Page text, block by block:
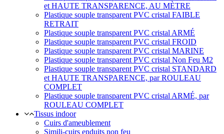
et HAUTE TRANSPARENCE, AU MÈTRE
Plastique souple transparent PVC cristal FAIBLE
RETRAIT
Plastique souple transparent PVC cristal ARMÉ
Plastique souple transparent PVC cristal FROID
Plastique souple transparent PVC cristal MARINE
Plastique souple transparent PVC cristal Non Feu M2
Plastique souple transparent PVC cristal STANDARD
et HAUTE TRANSPARENCE, par ROULEAU
COMPLET
Plastique souple transparent PVC cristal ARMÉ, par
ROULEAU COMPLET
Tissus indoor
Cuirs d'ameublement
Simili-cuirs enduits non feu